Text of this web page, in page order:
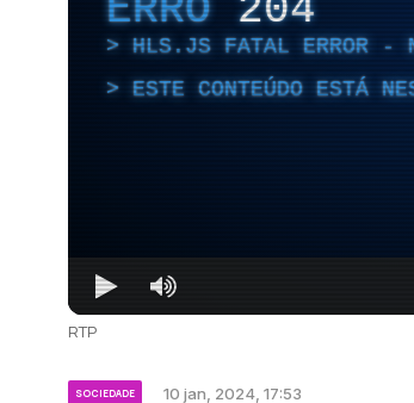
ERRO 204
HLS.JS FATAL ERROR -
ESTE CONTEÚDO ESTÁ
RTP
SOCIEDADE 10 jan, 2024, 17:53